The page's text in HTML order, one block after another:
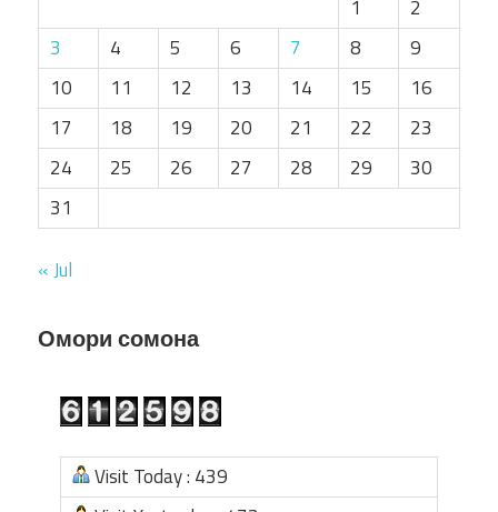
1
2
3
4 5 6 7 8
9
10
11 12 13 14 15
16
17
18 19 20 21 22
23
24
25 26 27 28 29
30
31
« Jul
Омори сомона
Visit Today : 439